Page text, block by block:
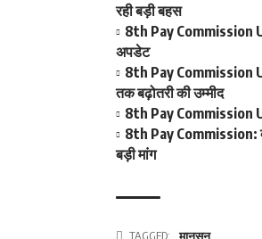
रही बड़ी बहस
8th Pay Commission
अपडेट
8th Pay Commission
तक बढ़ोतरी की उम्मीद
8th Pay Commission
8th Pay Commission:
बड़ी मांग
TAGGED: मानसून